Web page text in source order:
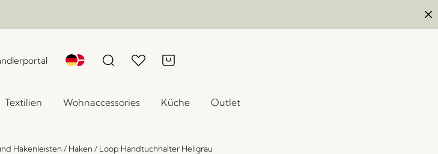
Textilien Wohnaccessories Küche Outlet
Hakenleisten/ Haken/ Loop Handtuchhalter Hellgrau